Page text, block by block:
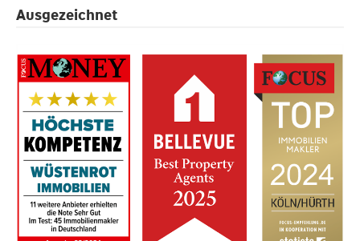
Ausgezeichnet